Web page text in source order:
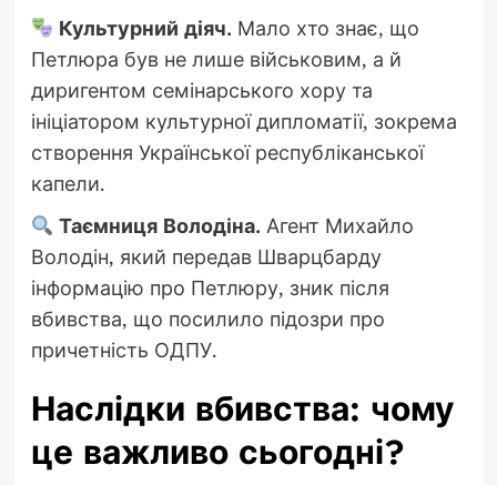
Культурний діяч. Мало хто знає, що
Петлюра був не лише військовим, а й
диригентом семінарського хору та
ініціатором культурної дипломатії, зокрема
створення Української республіканської
капели.
Таємниця Володіна. Агент Михайло
Володін, який передав Шварцбарду
інформацію про Петлюру, зник після
вбивства, що посилило підозри про
причетність ОДПУ.
Наслідки вбивства: чому
це важливо сьогодні?